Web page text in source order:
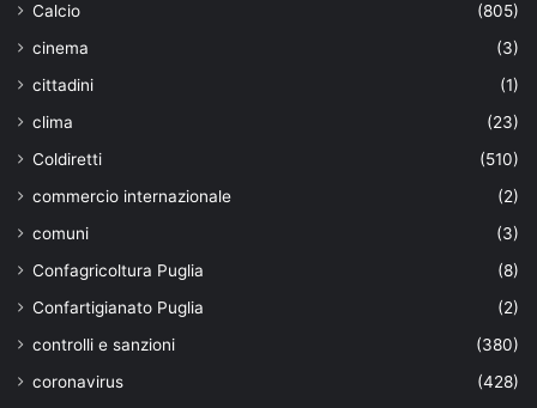
Calcio
(805)
cinema
(3)
cittadini
(1)
clima
(23)
Coldiretti
(510)
commercio internazionale
(2)
comuni
(3)
Confagricoltura Puglia
(8)
Confartigianato Puglia
(2)
controlli e sanzioni
(380)
coronavirus
(428)